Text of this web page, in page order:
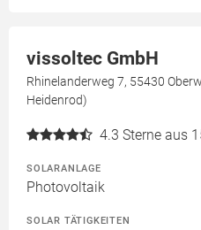
vissoltec GmbH
Rhinelanderweg 7, 55430
Heidenrod)
4.3 Sterne aus
SOLARANLAGE
Photovoltaik
SOLAR TÄTIGKEITEN